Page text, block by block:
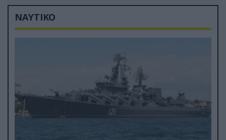
ΝΑΥΤΙΚΟ